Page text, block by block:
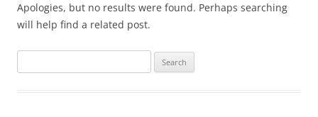
Apologies, but no results were found. Perhaps searching
will help find a related post.
for: